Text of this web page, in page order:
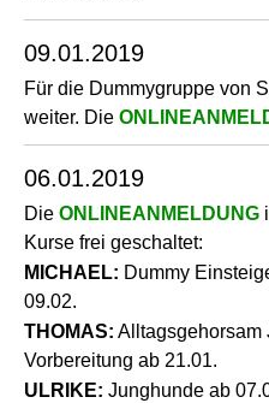
09.01.2019
Für die Dummygruppe von
weiter. Die
06.01.2019
Die ONLINEANMELDUNG
Kurse frei geschaltet:
MICHAEL: Dummy
09.02.
THOMAS: Alltagsgehorsam
Vorbereitung ab 21.01.
ULRIKE: Junghunde ab